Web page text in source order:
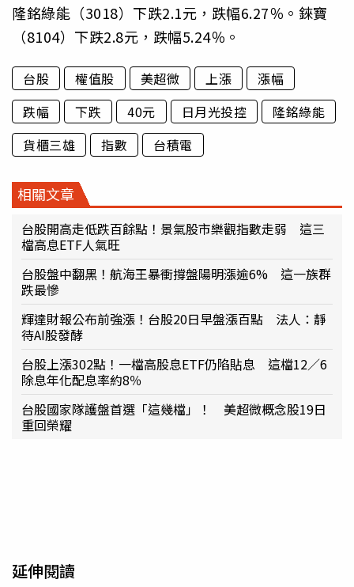
隆銘綠能（3018）下跌2.1元，跌幅6.27％。錸寶
（8104）下跌2.8元，跌幅5.24％。
台股 權值股 美超微 上漲
漲幅
跌幅
下跌 40元 日月光投控
隆銘綠能
貨櫃三雄
指數 台積電
相關文章
台股開高走低跌百餘點！景氣股市樂觀指數走弱 這三
檔高息ETF人氣旺
台股盤中翻黑！航海王暴衝撐盤陽明漲逾6% 這一族群
跌最慘
輝達財報公布前強漲！台股20日早盤漲百點 法人：靜
待AI股發酵
台股上漲302點！一檔高股息ETF仍陷貼息 這檔12／6
除息年化配息率約8％
台股國家隊護盤首選「這幾檔」！ 美超微概念股19日
重回榮耀
延伸閱讀